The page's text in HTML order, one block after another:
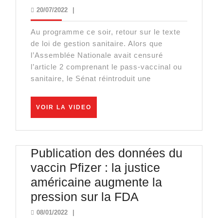
:
le
retour
des
traîtres
?
20/07/202220/07/2022
Au programme ce soir, retour sur le texte
de loi de gestion sanitaire. Alors que
l’Assemblée Nationale avait censuré
l’article 2 comprenant le pass-vaccinal ou
sanitaire, le Sénat réintroduit une
VOIR LA VIDEO
Publication des données du
vaccin Pfizer : la justice
américaine augmente la
pression sur la FDA
08/01/202208/01/2022